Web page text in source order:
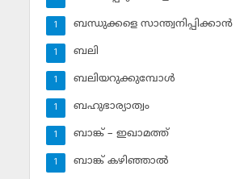
ബന്ധുക്കളെ സാന്ത്വനിപ്പിക്കാന്‍
1
ബലി
1
ബലിയറുക്കുമ്പോള്‍
1
ബഹുഭാര്യാത്വം
1
ബാങ്ക് – ഇഖാമത്ത്
1
ബാങ്ക് കഴിഞ്ഞാല്‍
1